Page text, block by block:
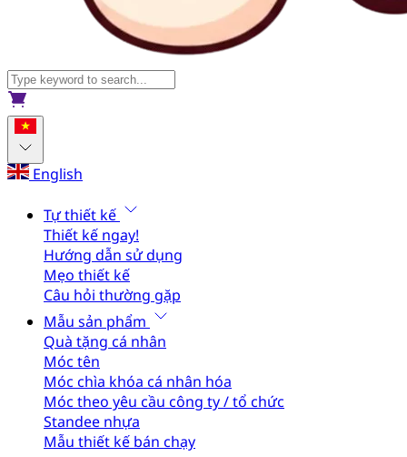
English
Tự thiết kế
Thiết kế ngay!
Hướng dẫn sử dụng
Mẹo thiết kế
Câu hỏi thường gặp
Mẫu sản phẩm
Quà tặng cá nhân
Móc tên
Móc chìa khóa cá nhân hóa
Móc theo yêu cầu công ty / tổ chức
Standee nhựa
Mẫu thiết kế bán chạy